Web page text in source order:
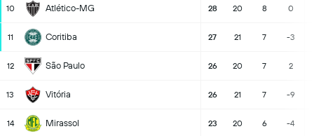
10 Atlético-MG 28 20 8 0
11 Coritiba 27 21 7 -3
12 São Paulo 26 20 7 2
13 Vitória 26 21 7 -9
14 Mirassol 23 20 6 -4